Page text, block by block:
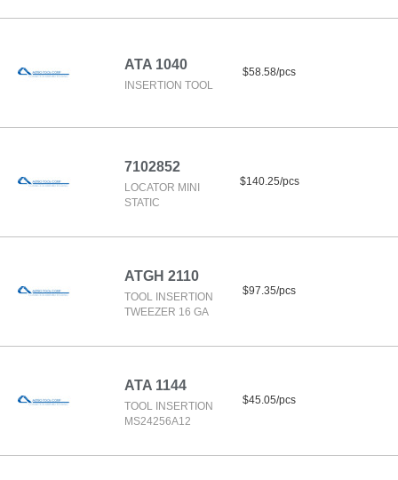
ATA 1040
INSERTION TOOL
$58.58/pcs
7102852
LOCATOR MINI
STATIC
$140.25/pcs
ATGH 2110
TOOL INSERTION
TWEEZER 16 GA
$97.35/pcs
ATA 1144
TOOL INSERTION
MS24256A12
$45.05/pcs